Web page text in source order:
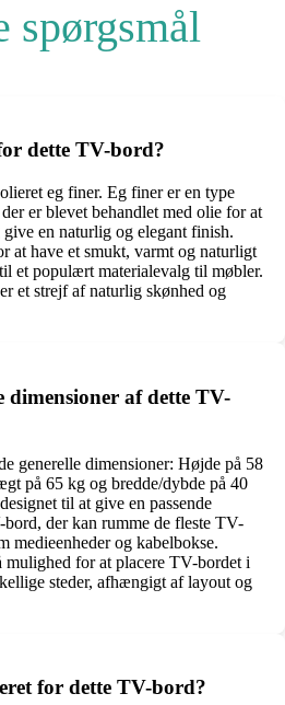
spørgsmål
dette TV-bord?
eg finer. Eg finer er en type
er blevet behandlet med olie for at
en naturlig og elegant finish.
at have et smukt, varmt og naturligt
et populært materialevalg til møbler.
et strejf af naturlig skønhed og
dimensioner af dette TV-
generelle dimensioner: Højde på 58
på 65 kg og bredde/dybde på 40
til at give en passende
der kan rumme de fleste TV-
medieenheder og kabelbokse.
mulighed for at placere TV-bordet i
steder, afhængigt af layout og
for dette TV-bord?